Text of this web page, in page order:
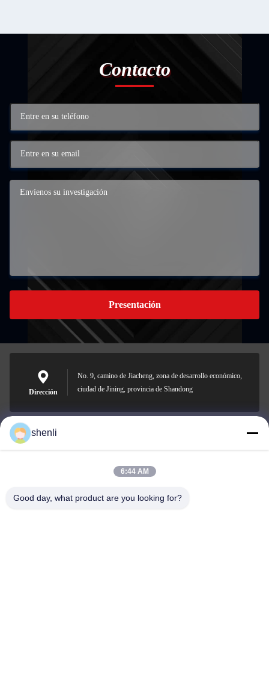
Contacto
Presentación
Dirección
No. 9, camino de Jiacheng, zona de desarrollo económico,
ciudad de Jining, provincia de Shandong
shenli@shenlirigging.com
shenli
6:44 AM
Good day, what product are you looking for?